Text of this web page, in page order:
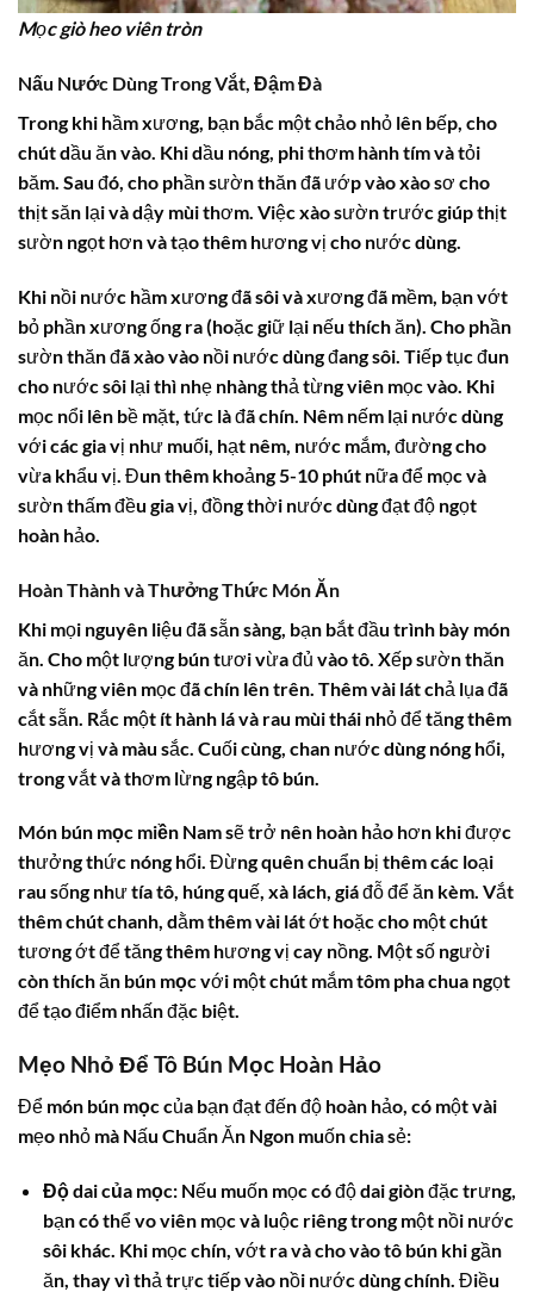
Mọc giò heo viên tròn
Nấu Nước Dùng Trong Vắt, Đậm Đà
Trong khi hầm xương, bạn bắc một chảo nhỏ lên bếp, cho
chút dầu ăn vào. Khi dầu nóng, phi thơm hành tím và tỏi
băm. Sau đó, cho phần sườn thăn đã ướp vào xào sơ cho
thịt săn lại và dậy mùi thơm. Việc xào sườn trước giúp thịt
sườn ngọt hơn và tạo thêm hương vị cho nước dùng.
Khi nồi nước hầm xương đã sôi và xương đã mềm, bạn vớt
bỏ phần xương ống ra (hoặc giữ lại nếu thích ăn). Cho phần
sườn thăn đã xào vào nồi nước dùng đang sôi. Tiếp tục đun
cho nước sôi lại thì nhẹ nhàng thả từng viên mọc vào. Khi
mọc nổi lên bề mặt, tức là đã chín. Nêm nếm lại nước dùng
với các gia vị như muối, hạt nêm, nước mắm, đường cho
vừa khẩu vị. Đun thêm khoảng 5-10 phút nữa để mọc và
sườn thấm đều gia vị, đồng thời nước dùng đạt độ ngọt
hoàn hảo.
Hoàn Thành và Thưởng Thức Món Ăn
Khi mọi nguyên liệu đã sẵn sàng, bạn bắt đầu trình bày món
ăn. Cho một lượng bún tươi vừa đủ vào tô. Xếp sườn thăn
và những viên mọc đã chín lên trên. Thêm vài lát chả lụa đã
cắt sẵn. Rắc một ít hành lá và rau mùi thái nhỏ để tăng thêm
hương vị và màu sắc. Cuối cùng, chan nước dùng nóng hổi,
trong vắt và thơm lừng ngập tô bún.
Món bún mọc miền Namsẽ trở nên hoàn hảo hơn khi được
thưởng thức nóng hổi. Đừng quên chuẩn bị thêm các loại
rau sống như tía tô, húng quế, xà lách, giá đỗ để ăn kèm. Vắt
thêm chút chanh, dằm thêm vài lát ớt hoặc cho một chút
tương ớt để tăng thêm hương vị cay nồng. Một số người
còn thích ăn bún mọcvới một chút mắm tôm pha chua ngọt
để tạo điểm nhấn đặc biệt.
Mẹo Nhỏ Để Tô Bún Mọc Hoàn Hảo
Để món bún mọccủa bạn đạt đến độ hoàn hảo, có một vài
mẹo nhỏ mà Nấu Chuẩn Ăn Ngon muốn chia sẻ:
Độ dai của mọc:Nếu muốn mọc có độ dai giòn đặc trưng,
bạn có thể vo viên mọc và luộc riêng trong một nồi nước
sôi khác. Khi mọc chín, vớt ra và cho vào tô bún khi gần
ăn, thay vì thả trực tiếp vào nồi nước dùng chính. Điều